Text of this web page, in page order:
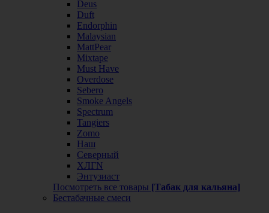
Deus
Duft
Endorphin
Malaysian
MattPear
Mixtape
Must Have
Overdose
Sebero
Smoke Angels
Spectrum
Tangiers
Zomo
Наш
Северный
ХЛГN
Энтузиаст
Посмотреть все товары [Табак для кальяна]
Бестабачные смеси